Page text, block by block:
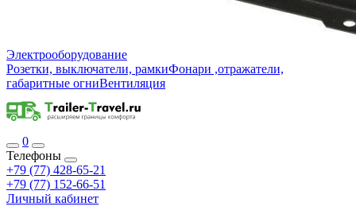
Электрооборудование
Розетки, выключатели, рамкиФонари ,отражатели,
габаритные огниВентиляция
0
Телефоны
+79 (77) 428-65-21
+79 (77) 152-66-51
Личный кабинет